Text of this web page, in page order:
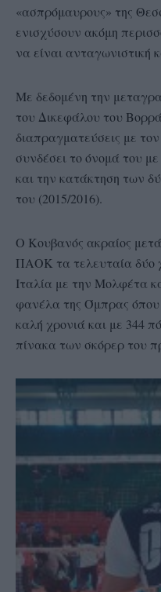
«ασπρόμαυρους» της
ενισχύσουν ακόμη
να είναι ανταγωνιστική
Με δεδομένη την
του Δικεφάλου του
διαπραγματεύσεις με
συνδέσει το όνομά του
και την κατάκτηση των
του (2015/2016).
Ο Κουβανός ακραίος
ΠΑΟΚ τα τελευταία δύο
Ιταλία με την Μολφέτα
φανέλα της Όμπρας όπου
καλή χρονιά και με 344
πίνακα των σκόρερ του